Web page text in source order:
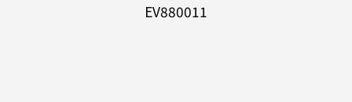
EV880011